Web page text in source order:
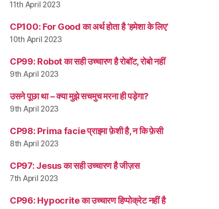
11th April 2023
CP100: For Good का अर्थ होता है ‘हमेशा के लिए’
10th April 2023
CP99: Robot का सही उच्चारण है रोबॉट, रोबो नहीं
9th April 2023
उसने पूछा था – क्या मुझे सचमुच मरना ही पड़ेगा?
9th April 2023
CP98: Prima facie प्राइमा फ़ेशी है, न कि फ़ेसी
8th April 2023
CP97: Jesus का सही उच्चारण है जीज़स
7th April 2023
CP96: Hypocrite का उच्चारण हिप्पोक्रेट नहीं है